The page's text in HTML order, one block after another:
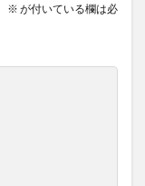
※ が付いている欄は必